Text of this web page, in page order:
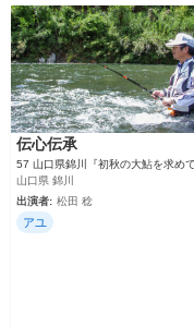
伝心伝承
57 山口県錦川『初秋の大鮎を求めて
山口県 錦川
出演者: 松田 稔
アユ